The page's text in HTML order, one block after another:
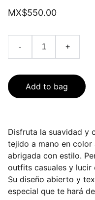
MX$550.00
- +
Add to bag
Disfruta la suavidad y
tejido a mano en color
abrigada con estilo.
outfits casuales y lucir
Su diseño abierto y
especial que te hará